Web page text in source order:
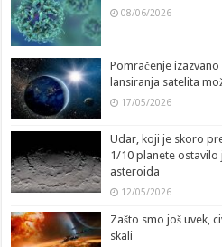
08/06/2026
Pomračenje
lansiranja satelita
17/05/2026
Udar, koji je skoro
1/10 planete ostavilo
asteroida
12/05/2026
Zašto smo još uvek,
skali